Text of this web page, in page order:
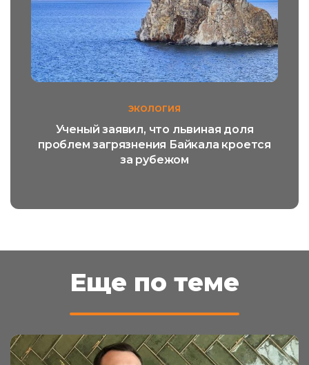
ЭКОЛОГИЯ
Ученый заявил, что львиная доля
проблем загрязнения Байкала кроется
за рубежом
Еще по теме